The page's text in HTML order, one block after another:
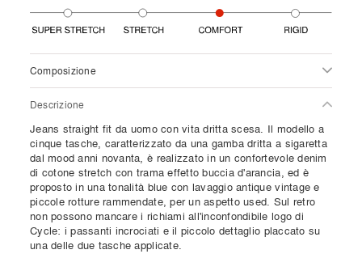
Composizione
Descrizione
Jeans straight fit da uomo con vita dritta scesa. Il modello a
cinque tasche, caratterizzato da una gamba dritta a sigaretta
dal mood anni novanta, è realizzato in un confortevole denim
di cotone stretch con trama effetto buccia d'arancia, ed è
proposto in una tonalità blue con lavaggio antique vintage e
piccole rotture rammendate, per un aspetto used. Sul retro
non possono mancare i richiami all'inconfondibile logo di
Cycle: i passanti incrociati e il piccolo dettaglio placcato su
una delle due tasche applicate.